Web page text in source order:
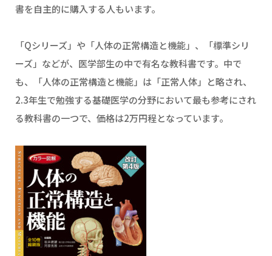
書を自主的に購入する人もいます。
「Qシリーズ」や「人体の正常構造と機能」、「標準シリ
ーズ」などが、医学部生の中で有名な教科書です。中で
も、「人体の正常構造と機能」は「正常人体」と略され、
2.3年生で勉強する基礎医学の分野において最も参考にされ
る教科書の一つで、価格は2万円程となっています。